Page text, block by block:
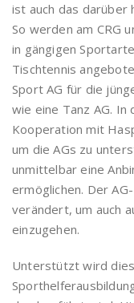
ist auch das darüber
So werden am CRG
in gängigen
Tischtennis
Sport AG für die
wie eine Tanz AG.
Kooperation mit
um die AGs zu
unmittelbar eine
ermöglichen. Der
verändert, um auch
einzugehen.
Unterstützt wird